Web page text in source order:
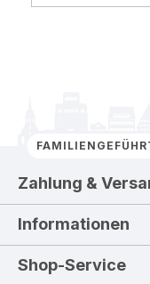
Zahlung &
Informationen
Shop-Service